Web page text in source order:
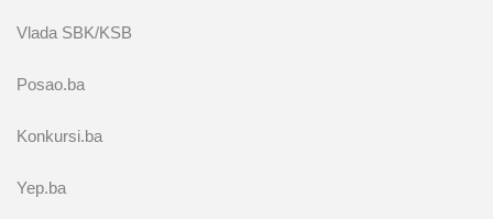
Vlada SBK/KSB
Posao.ba
Konkursi.ba
Yep.ba